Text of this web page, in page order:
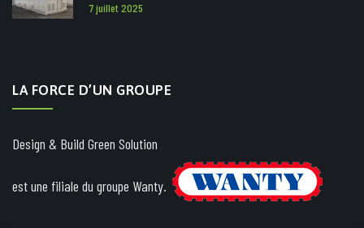
7 juillet 2025
LA FORCE D’UN GROUPE
Design & Build Green Solution
est une filiale du groupe Wanty.